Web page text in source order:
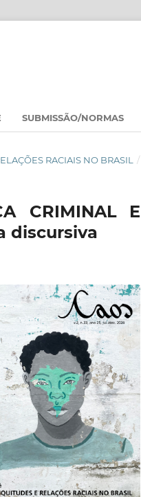
SUBMISSÃO/NORMAS
RACIAIS NO BRASIL
/
CRIMINAL E
discursiva